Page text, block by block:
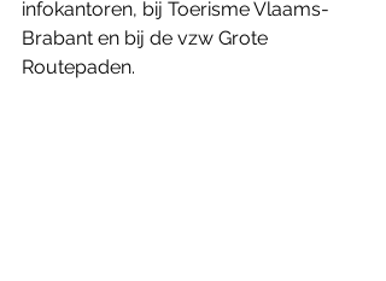
infokantoren, bij Toerisme Vlaams-
Brabant en bij de vzw Grote
Routepaden.